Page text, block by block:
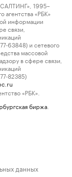
1995–
«РБК»
информации
связи,
63848) и сетевого
массовой
в сфере связи,
82385)
«РБК».
биржа
данных